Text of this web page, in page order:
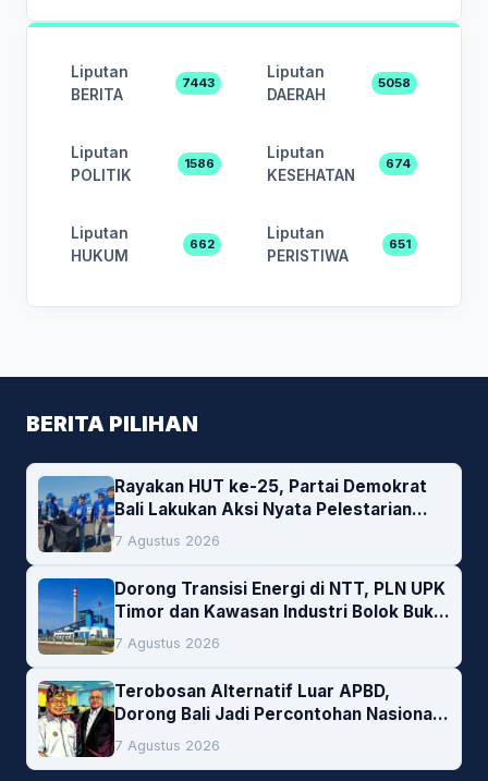
Liputan
BERITA
7443
Liputan
DAERAH
5058
Liputan
POLITIK
1586
Liputan
KESEHATAN
674
Liputan
HUKUM
662
Liputan
PERISTIWA
651
BERITA PILIHAN
Rayakan HUT ke-25, Partai Demokrat
Bali Lakukan Aksi Nyata Pelestarian
Lingkungan
7 Agustus 2026
Dorong Transisi Energi di NTT, PLN UPK
Timor dan Kawasan Industri Bolok Buka
Peluang Investasi Woodchip untuk
Cofiring PLTU Bolok
7 Agustus 2026
Terobosan Alternatif Luar APBD,
Dorong Bali Jadi Percontohan Nasional
Pembiayaan Daerah
7 Agustus 2026